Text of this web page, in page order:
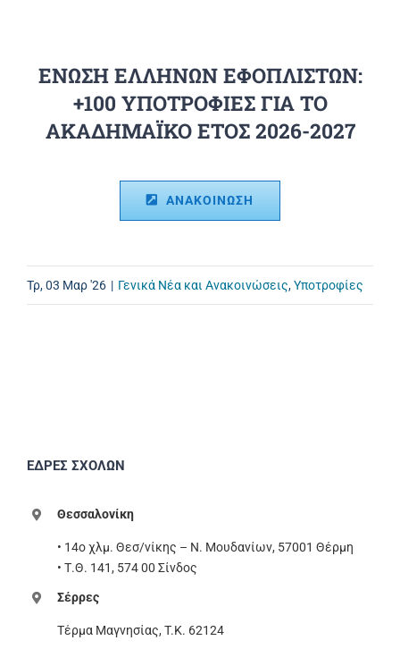
ΕΝΩΣΗ ΕΛΛΗΝΩΝ ΕΦΟΠΛΙΣΤΩΝ:
+100 ΥΠΟΤΡΟΦΙΕΣ ΓΙΑ ΤΟ
ΑΚΑΔΗΜΑΪΚΟ ΕΤΟΣ 2026-2027
ΑΝΑΚΟΙΝΩΣΗ
Τρ, 03 Μαρ '26 | Γενικά Νέα και Ανακοινώσεις,Υποτροφίες
ΕΔΡΕΣ ΣΧΟΛΩΝ
Θεσσαλονίκη
• 14ο χλμ. Θεσ/νίκης – Ν. Μουδανίων, 57001 Θέρμη
• Τ.Θ. 141, 574 00 Σίνδος
Σέρρες
Τέρμα Μαγνησίας, T.K. 62124